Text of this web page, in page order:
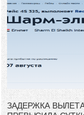
ЗАДЕРЖКА ВЫЛЕТА